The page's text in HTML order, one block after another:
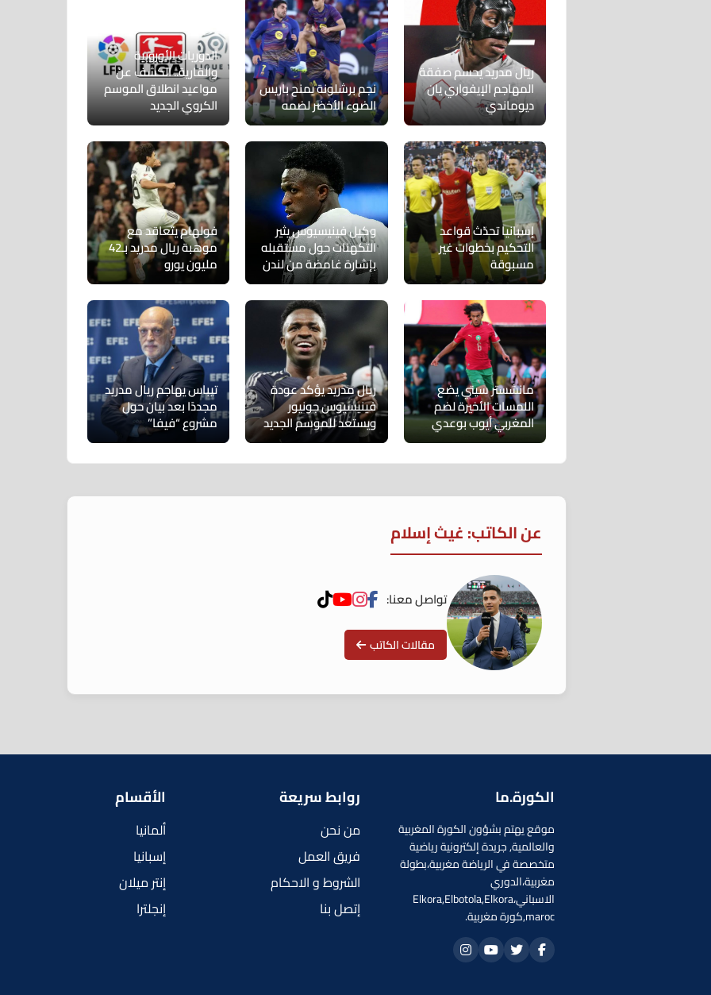
ريال مدريد يحسم صفقة
المهاجم الإيفواري يان
ديوماندي
نجم برشلونة يمنح باريس
الضوء الأخضر لضمه
الدوريات الأوروبية
والقارية.. الكشف عن
مواعيد انطلاق الموسم
الكروي الجديد
إسبانيا تحدّث قواعد
التحكيم بخطوات غير
مسبوقة
وكيل فينيسيوس يثير
التكهنات حول مستقبله
بإشارة غامضة من لندن
فولهام يتعاقد مع
موهبة ريال مدريد بـ42
مليون يورو
مانشستر سيتي يضع
اللمسات الأخيرة لضم
المغربي أيوب بوعدي
ريال مدريد يؤكد عودة
فينيسيوس جونيور
ويستعد للموسم الجديد
تيباس يهاجم ريال مدريد
مجددًا بعد بيان حول
مشروع “فيفا”
عن الكاتب: غيث إسلام
تواصل معنا:
مقالات الكاتب
الكورة.ما
موقع يهتم بشؤون الكورة المغربية
والعالمية, جريدة إلكترونية رياضية
متخصصة في الرياضة مغربية،بطولة
مغربية،الدوري
الاسباني،Elkora,Elbotola,Elkora
maroc,كورة مغربية.
روابط سريعة
من نحن
فريق العمل
الشروط و الاحكام
إتصل بنا
الأقسام
ألمانيا
إسبانيا
إنتر ميلان
إنجلترا